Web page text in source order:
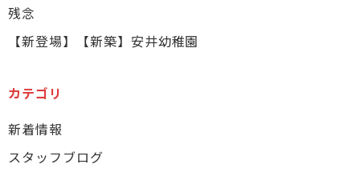
残念
【新登場】【新築】安井幼稚園
カテゴリ
新着情報
スタッフブログ